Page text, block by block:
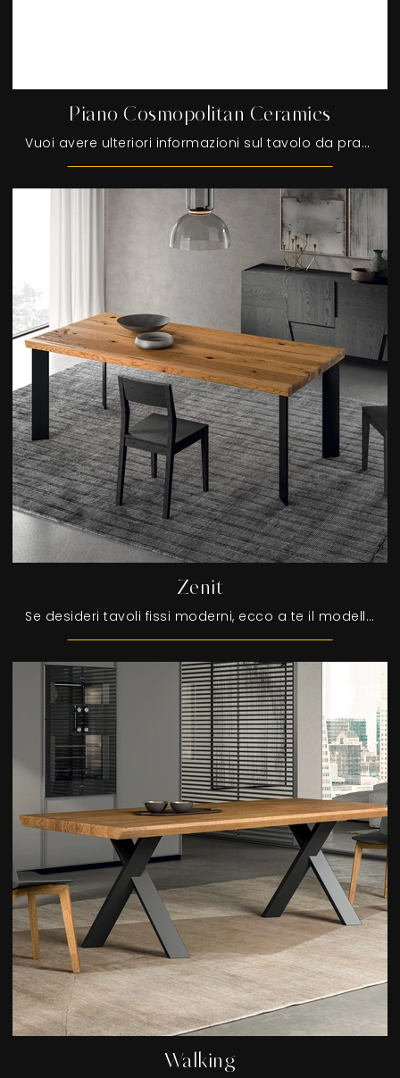
Piano Cosmopolitan Ceramics
Vuoi avere ulteriori informazioni sul tavolo da pranzo Piano Cosmopolitan Ceramics di Devina Nais? Clicca e scopri di più sui modelli fissi ...
Zenit
Se desideri tavoli fissi moderni, ecco a te il modello da pranzo in legno Zenit dell'azienda FGF Mobili.
Walking